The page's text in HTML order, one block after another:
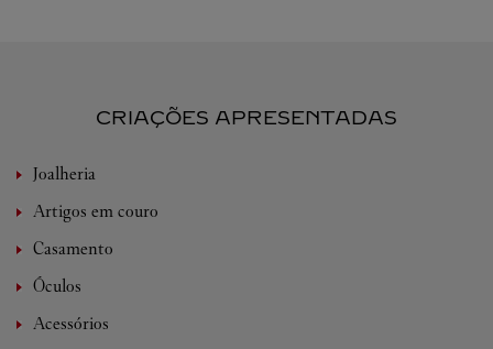
CRIAÇÕES APRESENTADAS
Joalheria
Artigos em couro
Casamento
Óculos
Acessórios